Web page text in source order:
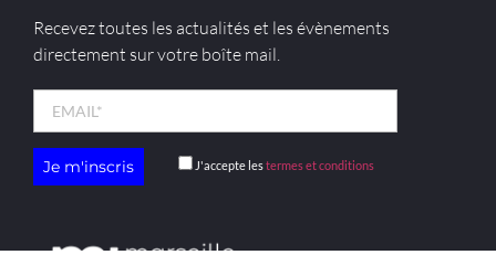
Recevez toutes les actualités et les évènements
directement sur votre boîte mail.
J'accepte lestermes et conditions